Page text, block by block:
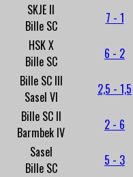
SKJE II
Bille SC
7 - 1
HSK X
Bille SC
6 - 2
Bille SC III
Sasel VI
2,5 - 1,5
Bille SC II
Barmbek IV
2 - 6
Sasel
Bille SC
5 - 3